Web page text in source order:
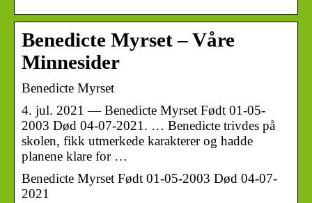
Benedicte Myrset – Våre
Minnesider
Benedicte Myrset
4. jul. 2021 — Benedicte Myrset Født 01-05-
2003 Død 04-07-2021. … Benedicte trivdes på
skolen, fikk utmerkede karakterer og hadde
planene klare for …
Benedicte Myrset Født 01-05-2003 Død 04-07-
2021